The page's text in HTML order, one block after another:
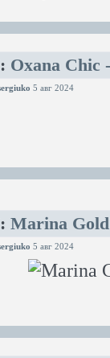
: Oxana Chic
5 авг 2024
: Marina
5 авг 2024